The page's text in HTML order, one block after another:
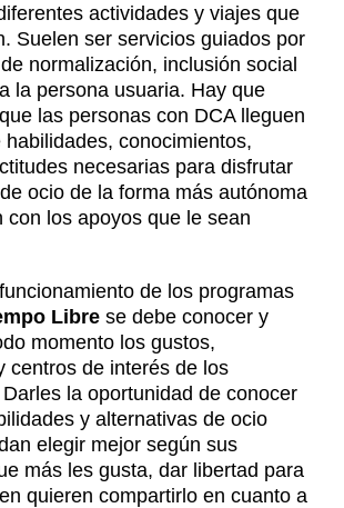
actividades y viajes que
Suelen ser servicios guiados por
normalización, inclusión social
la persona usuaria. Hay que
las personas con DCA lleguen
conocimientos,
necesarias para disfrutar
ocio de la forma más autónoma
con los apoyos que le sean
de los programas
Librese debe conocer y
momento los gustos,
centros de interés de los
la oportunidad de conocer
y alternativas de ocio
elegir mejor según sus
más les gusta, dar libertad para
quieren compartirlo en cuanto a